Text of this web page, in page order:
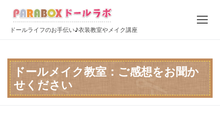
ドールライフのお手伝い♪衣装教室やメイク講座
ドールメイク教室：ご感想をお聞か
せください